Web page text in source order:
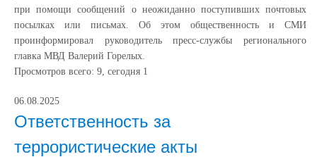
при помощи сообщений о неожиданно поступивших почтовых
посылках или письмах. Об этом общественность и СМИ
проинформировал руководитель пресс-службы регионального
главка МВД Валерий Горелых.
Просмотров всего: 9, сегодня 1
06.08.2025
Ответственность за
террористические акты